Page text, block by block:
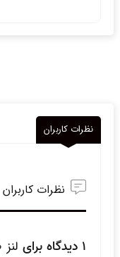
نظرات کاربران
نظرات کاربران
1 دیدگاه برای